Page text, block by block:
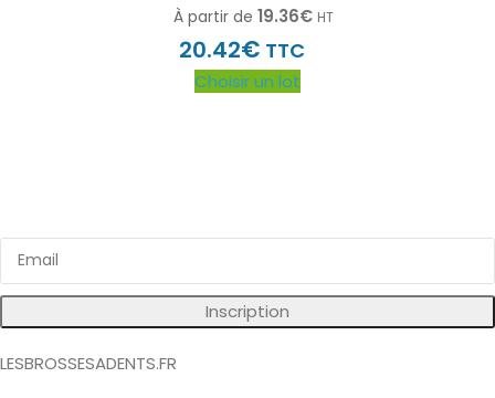
À partir de 19.36€ HT
20.42€ TTC
Choisir un lot
Inscription
LESBROSSESADENTS.FR